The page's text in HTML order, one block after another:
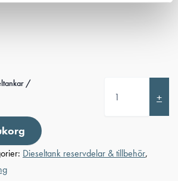
/
+
Dieseltank reservdelar & tillbehör,